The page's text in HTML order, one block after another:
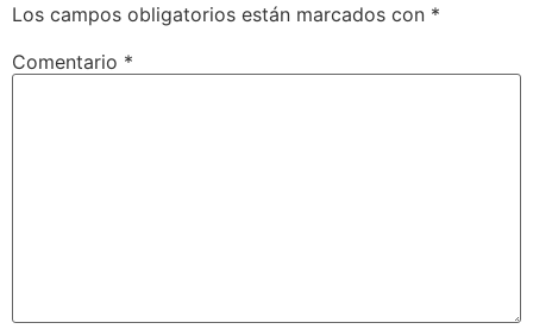
Los campos obligatorios están marcados con *
Comentario *